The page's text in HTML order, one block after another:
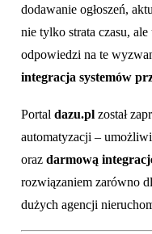
dodawanie ogłoszeń,
nie tylko strata czasu,
odpowiedzi na te
integracja systemów
Portal dazu.pl został
automatyzacji –
oraz darmową
rozwiązaniem zarówno
dużych agencji